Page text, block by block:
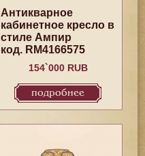
Антикварное
кабинетное кресло в
стиле Ампир
код. RM4166575
154`000 RUB
подробнее